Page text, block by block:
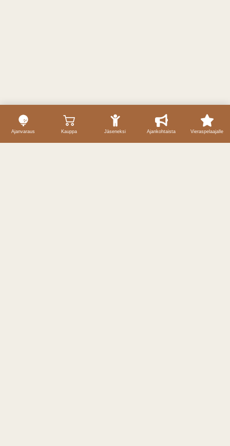
Ajanvaraus Kauppa Jäseneksi Ajankohtaista Vieraspelaajalle